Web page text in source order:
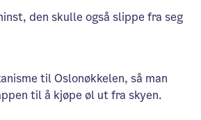
den skulle også slippe fra seg
til Oslonøkkelen, så man
til å kjøpe øl ut fra skyen.